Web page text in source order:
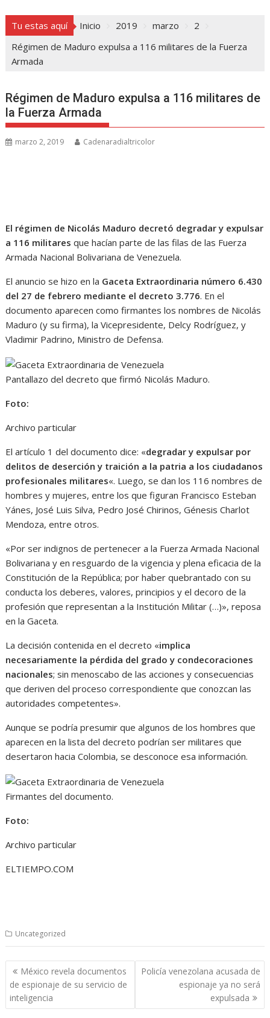
Tu estas aquí Inicio 2019 marzo
2
Régimen de Maduro expulsa a 116 militares de la Fuerza
Armada
Régimen de Maduro expulsa a 116 militares de
la Fuerza Armada
marzo 2, 2019 Cadenaradialtricolor
El régimen de Nicolás Maduro decretó degradar y expulsar
a 116 militares que hacían parte de las filas de las Fuerza
Armada Nacional Bolivariana de Venezuela.
El anuncio se hizo en la Gaceta Extraordinaria número 6.430
del 27 de febrero mediante el decreto 3.776. En el
documento aparecen como firmantes los nombres de Nicolás
Maduro (y su firma), la Vicepresidente, Delcy Rodríguez, y
Vladimir Padrino, Ministro de Defensa.
Pantallazo del decreto que firmó Nicolás Maduro.
Foto:
Archivo particular
El artículo 1 del documento dice: «degradar y expulsar por
delitos de deserción y traición a la patria a los ciudadanos
profesionales militares«. Luego, se dan los 116 nombres de
hombres y mujeres, entre los que figuran Francisco Esteban
Yánes, José Luis Silva, Pedro José Chirinos, Génesis Charlot
Mendoza, entre otros.
«Por ser indignos de pertenecer a la Fuerza Armada Nacional
Bolivariana y en resguardo de la vigencia y plena eficacia de la
Constitución de la República; por haber quebrantado con su
conducta los deberes, valores, principios y el decoro de la
profesión que representan a la Institución Militar (…)», reposa
en la Gaceta.
La decisión contenida en el decreto «implica
necesariamente la pérdida del grado y condecoraciones
nacionales; sin menoscabo de las acciones y consecuencias
que deriven del proceso correspondiente que conozcan las
autoridades competentes».
Aunque se podría presumir que algunos de los hombres que
aparecen en la lista del decreto podrían ser militares que
desertaron hacia Colombia, se desconoce esa información.
Firmantes del documento.
Foto:
Archivo particular
ELTIEMPO.COM
Uncategorized
Navegación
de
entradas
México revela documentos
de espionaje de su servicio de
inteligencia
Policía venezolana acusada de
espionaje ya no será
expulsada